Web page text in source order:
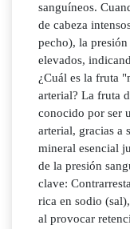
sanguíneos.
de cabeza
pecho), la
elevados,
¿Cuál es la fruta
arterial? La fruta
conocido por ser
arterial, gracias a
mineral esencial
de la presión
clave:
rica en sodio
al provocar